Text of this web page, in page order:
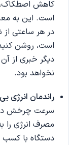
کاهش
است. این به
در هر ساعتی
است، روشن
دیگر خبری از
نخواهد بود.
راندمان انرژی
سرعت چرخش
مصرف انرژی